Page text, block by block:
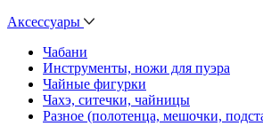
Аксессуары
Чабани
Инструменты, ножи для пуэра
Чайные фигурки
Чахэ, ситечки, чайницы
Разное (полотенца, мешочки,